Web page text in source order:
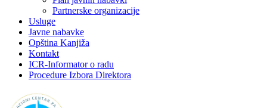
Partnerske organizacije
Usluge
Javne nabavke
Opština Kanjiža
Kontakt
ICR-Informator o radu
Procedure Izbora Direktora